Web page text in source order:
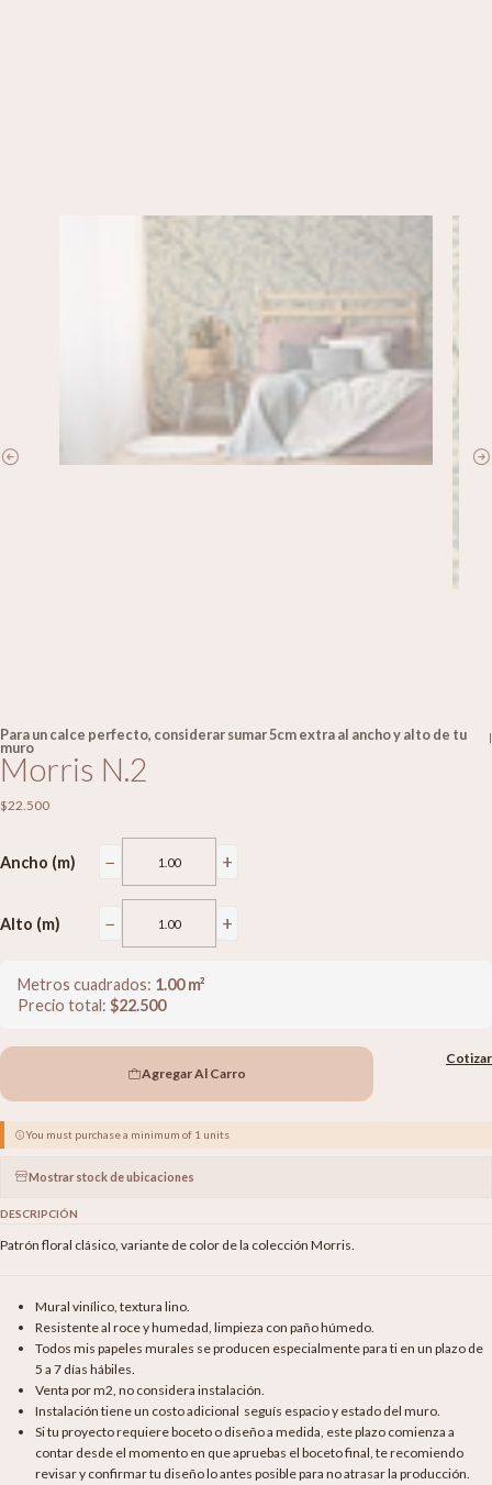
Para un calce perfecto, considerar sumar 5cm extra al ancho y alto de tu
muro
|
Morris N.2
$22.500
Ancho (m) − +
Alto (m) − +
Metros cuadrados: 1.00m²
Precio total: $22.500
Agregar Al Carro
Cotizar
You must purchase a minimum of 1 units
Mostrar stock de ubicaciones
DESCRIPCIÓN
Patrón floral clásico, variante de color de la colección Morris.
Mural vinílico, textura lino.
Resistente al roce y humedad, limpieza con paño húmedo.
Todos mis papeles murales se producen especialmente para ti en un plazo de
5 a 7 días hábiles.
Venta por m2, no considera instalación.
Instalación tiene un costo adicional seguís espacio y estado del muro.
Si tu proyecto requiere boceto o diseño a medida, este plazo comienza a
contar desde el momento en que apruebas el boceto final, te recomiendo
revisar y confirmar tu diseño lo antes posible para no atrasar la producción.